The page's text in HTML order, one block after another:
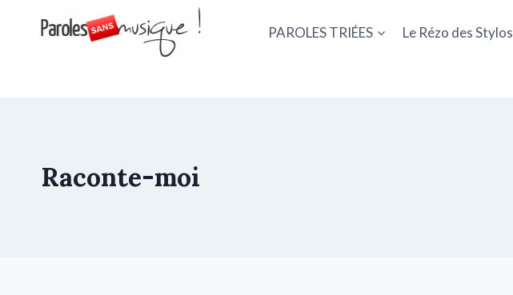
PAROLES TRIÉES Le Rézo des Stylos
Raconte-moi